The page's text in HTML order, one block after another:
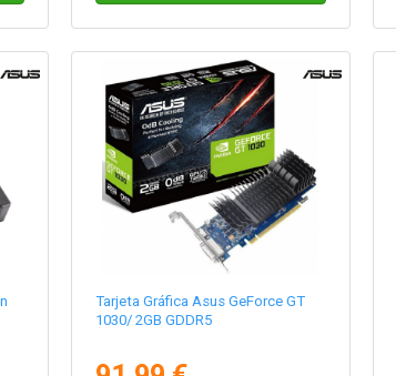
Tarjeta Gráfica Asus GeForce GT
1030/ 2GB GDDR5